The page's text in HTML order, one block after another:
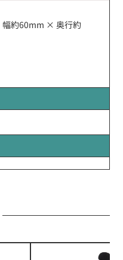
幅約60mm × 奥行約